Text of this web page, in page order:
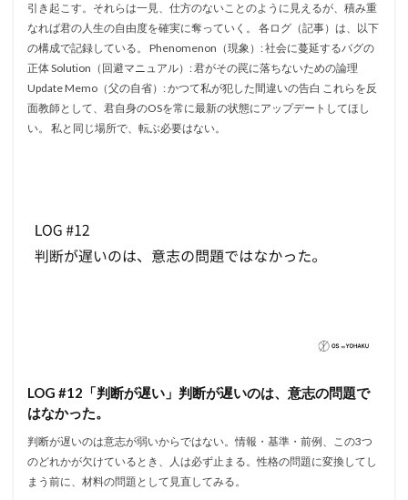
引き起こす。それらは一見、仕方のないことのように見えるが、積み重
なれば君の人生の自由度を確実に奪っていく。 各ログ（記事）は、以下
の構成で記録している。 Phenomenon（現象）: 社会に蔓延するバグの
正体 Solution（回避マニュアル）: 君がその罠に落ちないための論理
Update Memo（父の自省）: かつて私が犯した間違いの告白 これらを反
面教師として、君自身のOSを常に最新の状態にアップデートしてほし
い。 私と同じ場所で、転ぶ必要はない。
LOG #12「判断が遅い」判断が遅いのは、意志の問題で
はなかった。
判断が遅いのは意志が弱いからではない。情報・基準・前例、この3つ
のどれかが欠けているとき、人は必ず止まる。性格の問題に変換してし
まう前に、材料の問題として見直してみる。